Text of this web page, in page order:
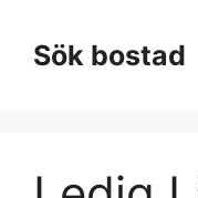
innehållSök bostad